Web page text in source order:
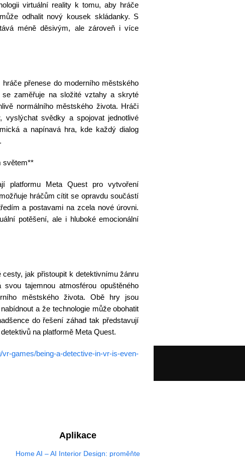
virtuální reality k tomu, aby hráče
odhalit nový kousek skládanky. S
méně děsivým, ale zároveň i více
přenese do moderního městského
zaměřuje na složité vztahy a skryté
normálního městského života. Hráči
vyslýchat svědky a spojovat jednotlivé
a napínavá hra, kde každý dialog
světem**
platformu Meta Quest pro vytvoření
hráčům cítit se opravdu součástí
a postavami na zcela nové úrovni.
potěšení, ale i hluboké emocionální
jak přistoupit k detektivnímu žánru
tajemnou atmosférou opuštěného
městského života. Obě hry jsou
a že technologie může obohatit
do řešení záhad tak představují
na platformě Meta Quest.
games/being-a-detective-in-vr-is-even-
Aplikace
Home AI – AI Interior Design: proměňte